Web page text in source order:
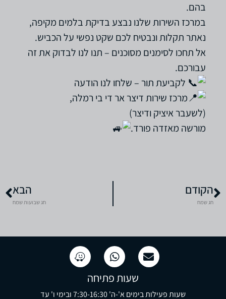
בהם.
במרכז השירות שלנו נבצע בדיקת בלמים מקיפה,
נאתר תקלות ונבטיח לכם שקט נפשי על הכביש.
אל תחכו לסימנים מסוכנים – תנו לנו לבדוק את זה
עבורכם.
לקביעת תור – שלחו לנו הודעה
מרכז שירות דיצר אר די בי רמלה,
(לשעבר איציק ודיצר)
מורשה מאזדה פורד.
הקודם
חג שמח
הבא
חג שבועות שמח
שעות פתיחה
שעות פעילות בימים א'-ה' 7:30-16:30 ובימי ו' עד